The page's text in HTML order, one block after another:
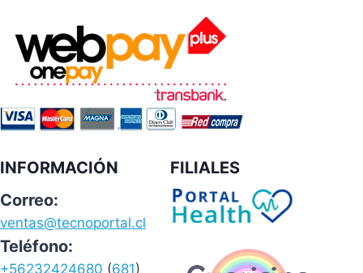
INFORMACIÓN
Correo:
ventas@tecnoportal.cl
Teléfono:
+56232424680 (681)
FILIALES